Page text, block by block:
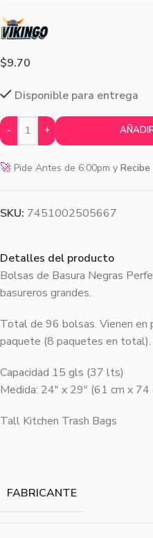
$9.70
Disponible para entrega
- +
🚀 Pide Antes de 6:00pm y
SKU: 7451002505667
Detalles del producto
Bolsas de Basura Negras
basureros grandes.
Total de 96 bolsas. Vienen
paquete (8 paquetes en total).
Capacidad 15 gls (37 lts)
Medida: 24″ x 29″ (61 cm x 74
Tall Kitchen Trash Bags
FABRICANTE